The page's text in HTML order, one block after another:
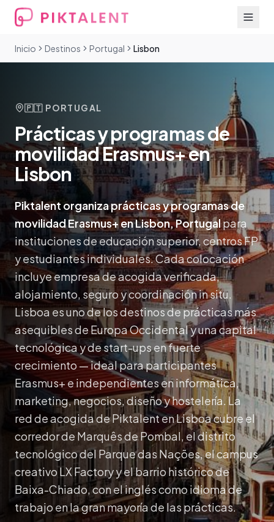
Inicio Destinos Portugal Lisbon
🇵🇹 PORTUGAL
Prácticas y programas de
movilidad Erasmus+ en
Lisbon
Piktalent organiza prácticas y programas de
movilidad Erasmus+ en Lisbon, Portugalpara
instituciones de educación superior, centros FP
y estudiantes individuales. Cada colocación
incluye empresa de acogida verificada,
alojamiento, seguro y coordinación in situ.
Lisboa es uno de los destinos de prácticas más
asequibles de Europa Occidental y una capital
tecnológica y de start-ups en fuerte
crecimiento — ideal para participantes
Erasmus+ e independientes en informática,
marketing, negocios, diseño y hostelería. La
red de acogida de Piktalent en Lisboa cubre el
corredor de Marquês de Pombal, el distrito
tecnológico del Parque das Nações, el campus
creativo LX Factory y el barrio histórico de
Baixa-Chiado, con el inglés como idioma de
trabajo en la gran mayoría de las prácticas.